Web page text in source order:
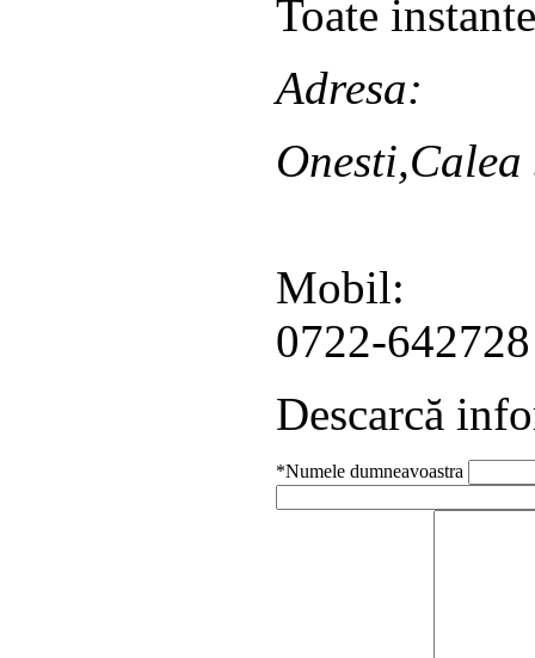
Toate
Adresa:
Mobil:
0722-642728
Descarcă
*Numele dumneavoastra